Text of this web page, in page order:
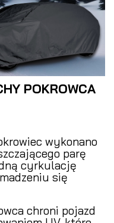
POKROWCA
wykonano
parę
cyrkulację
się
chroni pojazd